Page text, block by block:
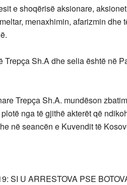
e shoqërisë aksionare,
menaxhimin, afarizmin dhe
Sh.A dhe selia është në
Trepça Sh.A. mundëson
nga të gjithë akterët që
në seancën e Kuvendit të
SI U ARRESTOVA PSE